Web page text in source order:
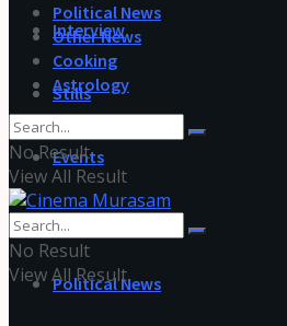
Interview
Stills
Events
Videos
Political News
Political News
Other News
Cooking
Astrology
No Result
View All Result
No Result
View All Result